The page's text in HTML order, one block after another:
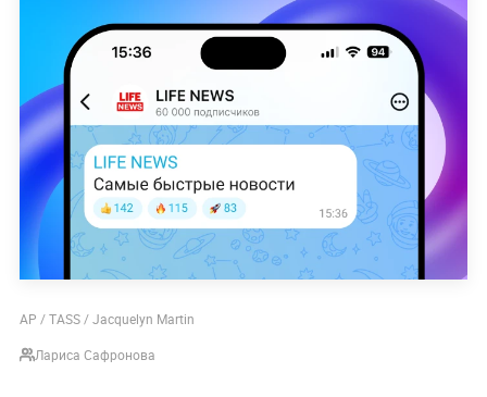
AP / TASS / Jacquelyn Martin
Лариса Сафронова